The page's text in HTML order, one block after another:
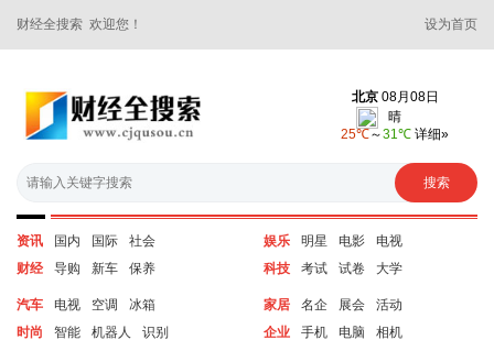
财经全搜索 欢迎您！ 设为首页
资讯 国内 国际
社会
财经
导购 新车 保养
娱乐 明星 电影
电视
科技
考试 试卷 大学
汽车 电视 空调
冰箱
时尚
智能 机器人 识别
家居 名企 展会
活动
企业
手机 电脑 相机